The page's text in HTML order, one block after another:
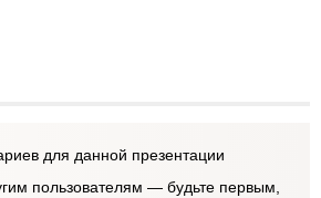
для данной презентации
пользователям — будьте первым,